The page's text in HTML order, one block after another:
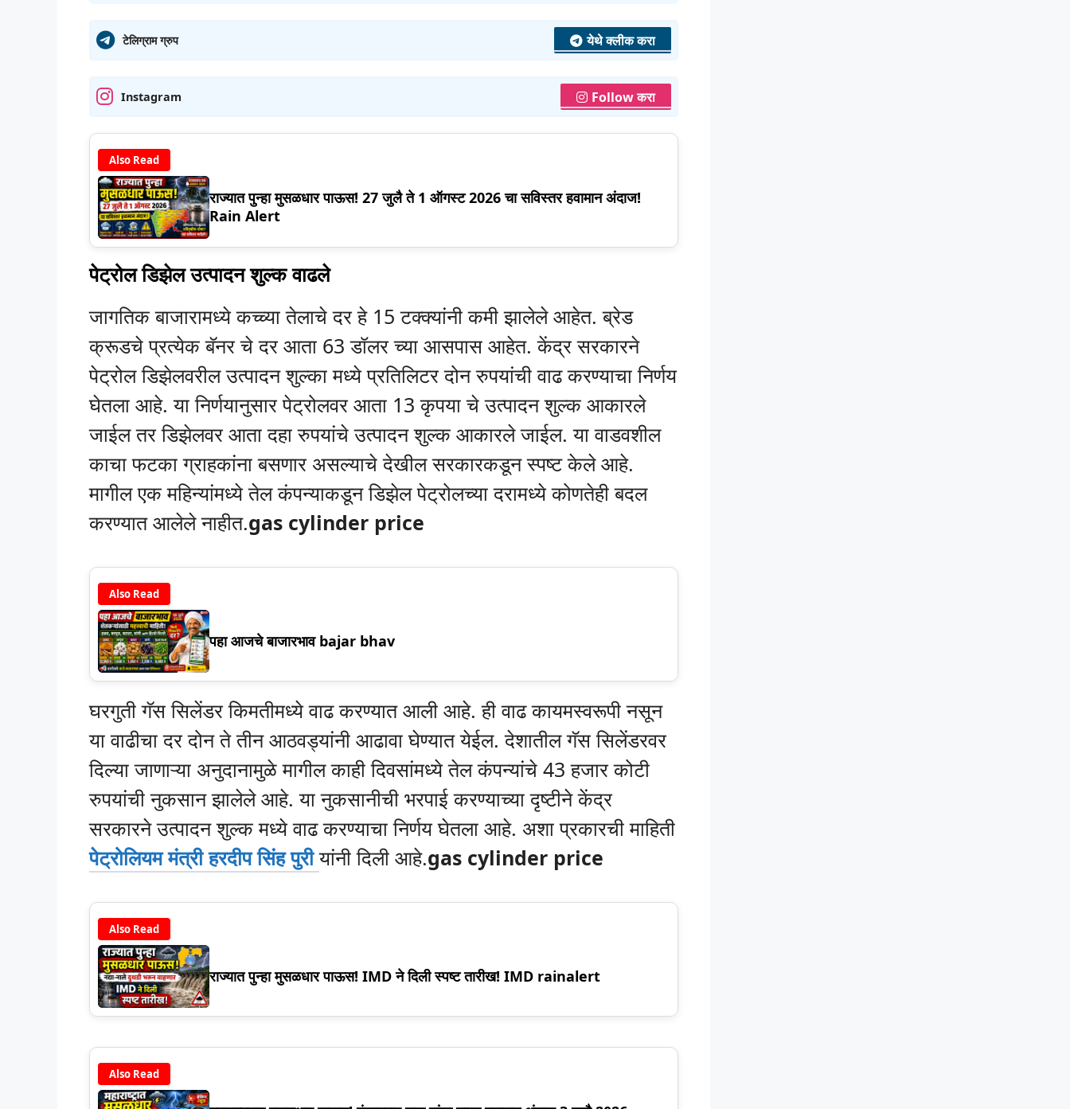
टेलिग्राम ग्रुप येथे क्लीक करा
Instagram Follow करा
Also Read
राज्यात पुन्हा मुसळधार पाऊस! 27 जुलै ते 1 ऑगस्ट 2026 चा सविस्तर हवामान अंदाज!
Rain Alert
पेट्रोल डिझेल उत्पादन शुल्क वाढले
जागतिक बाजारामध्ये कच्च्या तेलाचे दर हे 15 टक्क्यांनी कमी झालेले आहेत. ब्रेड
क्रूडचे प्रत्येक बॅनर चे दर आता 63 डॉलर च्या आसपास आहेत. केंद्र सरकारने
पेट्रोल डिझेलवरील उत्पादन शुल्का मध्ये प्रतिलिटर दोन रुपयांची वाढ करण्याचा निर्णय
घेतला आहे. या निर्णयानुसार पेट्रोलवर आता 13 कृपया चे उत्पादन शुल्क आकारले
जाईल तर डिझेलवर आता दहा रुपयांचे उत्पादन शुल्क आकारले जाईल. या वाडवशील
काचा फटका ग्राहकांना बसणार असल्याचे देखील सरकारकडून स्पष्ट केले आहे.
मागील एक महिन्यांमध्ये तेल कंपन्याकडून डिझेल पेट्रोलच्या दरामध्ये कोणतेही बदल
करण्यात आलेले नाहीत.gas cylinder price
Also Read
पहा आजचे बाजारभाव bajar bhav
घरगुती गॅस सिलेंडर किमतीमध्ये वाढ करण्यात आली आहे. ही वाढ कायमस्वरूपी नसून
या वाढीचा दर दोन ते तीन आठवड्यांनी आढावा घेण्यात येईल. देशातील गॅस सिलेंडरवर
दिल्या जाणाऱ्या अनुदानामुळे मागील काही दिवसांमध्ये तेल कंपन्यांचे 43 हजार कोटी
रुपयांची नुकसान झालेले आहे. या नुकसानीची भरपाई करण्याच्या दृष्टीने केंद्र
सरकारने उत्पादन शुल्क मध्ये वाढ करण्याचा निर्णय घेतला आहे. अशा प्रकारची माहिती
पेट्रोलियम मंत्री हरदीप सिंह पुरीयांनी दिली आहे.gas cylinder price
Also Read
राज्यात पुन्हा मुसळधार पाऊस! IMD ने दिली स्पष्ट तारीख! IMD rainalert
Also Read